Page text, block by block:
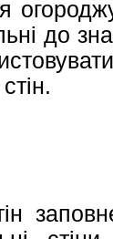
до